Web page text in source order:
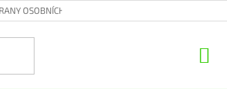
OSOBNÍCH ÚDAJŮ